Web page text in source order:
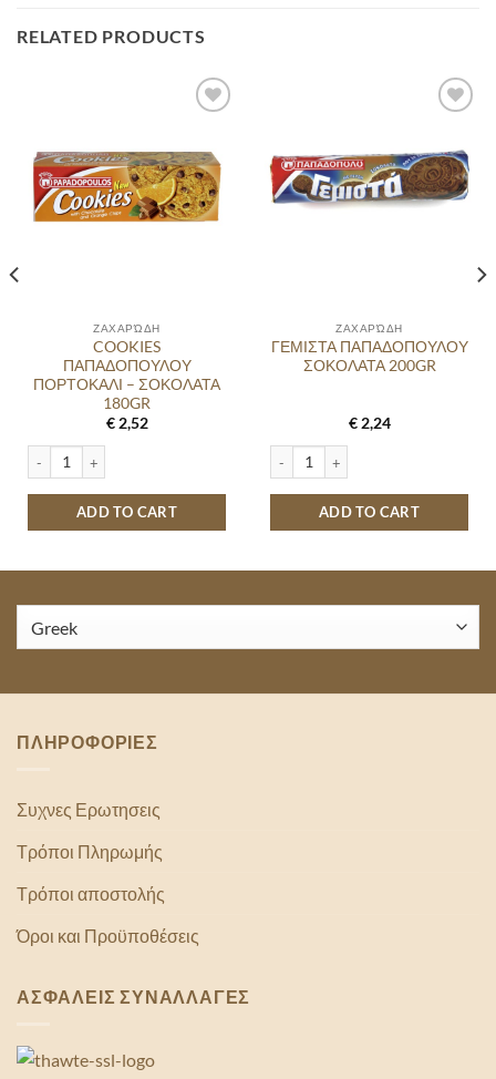
RELATED PRODUCTS
αγαπημένα
ΖΑΧΑΡΏΔΗ
COOKIES
ΠΑΠΑΔΟΠΟΥΛΟΥ
ΠΟΡΤΟΚΑΛΙ – ΣΟΚΟΛΑΤΑ
180GR
€2,52
COOKIES ΠΑΠΑΔΟΠΟΥΛΟΥ ΠΟΡΤΟΚΑΛΙ - ΣΟΚΟΛΑΤΑ 180GR quantity
ADD TO CART
αγαπημένα
ΖΑΧΑΡΏΔΗ
ΓΕΜΙΣΤΑ ΠΑΠΑΔΟΠΟΥΛΟΥ
ΣΟΚΟΛΑΤΑ 200GR
€2,24
ΓΕΜΙΣΤΑ ΠΑΠΑΔΟΠΟΥΛΟΥ
ADD TO CART
250GR quantity
ΠΛΗΡΟΦΟΡΙΕΣ
Συχνες Ερωτησεις
Τρόποι Πληρωμής
Τρόποι αποστολής
Όροι και Προϋποθέσεις
ΑΣΦΑΛΕΙΣ ΣΥΝΑΛΛΑΓΕΣ